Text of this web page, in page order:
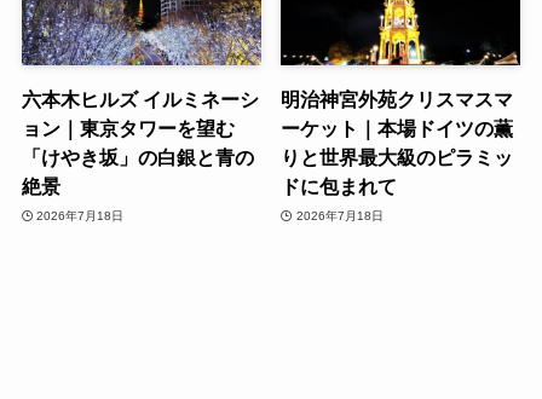
六本木ヒルズ イルミネーシ
ョン｜東京タワーを望む
「けやき坂」の白銀と青の
絶景
2026年7月18日
明治神宮外苑クリスマスマ
ーケット｜本場ドイツの薫
りと世界最大級のピラミッ
ドに包まれて
2026年7月18日